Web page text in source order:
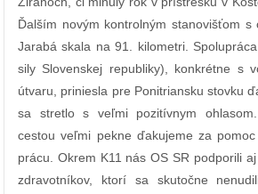
Ďalším novým kontrolným stanovišťom s
Jarabá skala na 91. kilometri.
sily Slovenskej republiky), konkrétne s
útvaru, priniesla pre Ponitriansku stovku
sa stretlo s veľmi pozitívnym
cestou veľmi pekne ďakujeme za
prácu. Okrem K11 nás OS SR podporili
zdravotníkov, ktorí sa skutočne